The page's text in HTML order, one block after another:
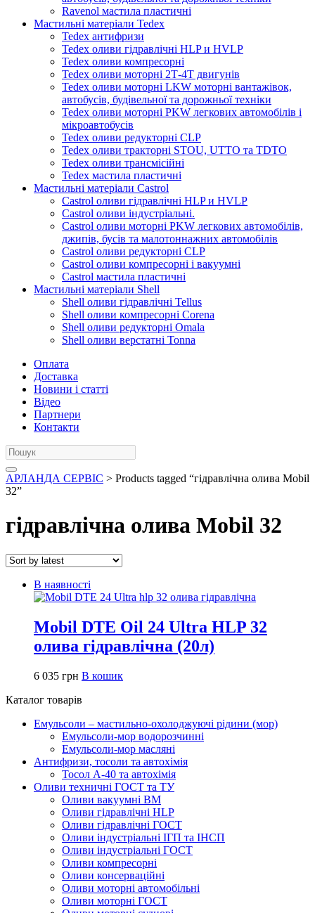
Ravenol мастила пластичні
Мастильні матеріали Tedex
Tedex антифризи
Tedex оливи гідравлічні HLP и HVLP
Tedex оливи компресорні
Tedex оливи моторні 2Т-4Т двигунів
Tedex оливи моторні LKW моторні вантажівок,
автобусів, будівельної та дорожньої техніки
Tedex оливи моторні PKW легкових автомобілів і
мікроавтобусів
Tedex оливи редукторні CLP
Tedex оливи тракторні STOU, UTTO та TDTO
Tedex оливи трансмісійні
Tedex мастила пластичні
Мастильні матеріали Castrol
Castrol оливи гідравлічні HLP и HVLP
Castrol оливи індустріальні.
Castrol оливи моторні PKW легкових автомобілів,
джипів, бусів та малотоннажних автомобілів
Castrol оливи редукторні CLP
Castrol оливи компресорні і вакуумні
Castrol мастила пластичні
Мастильні матеріали Shell
Shell оливи гідравлічні Tellus
Shell оливи компресорні Corena
Shell оливи редукторні Omala
Shell оливи верстатні Tonna
Оплата
Доставка
Новини і статті
Відео
Партнери
Контакти
АРЛАНДА СЕРВІС > Products tagged “гідравлічна олива Mobil
32”
гідравлічна олива Mobil 32
В наявності
Mobil DTE Oil 24 Ultra HLP 32
олива гідравлічна (20л)
6 035 грн В кошик
Каталог товарів
Емульсоли – мастильно-охолоджуючі рідини (мор)
Емульсоли-мор водорозчинні
Емульсоли-мор масляні
Антифризи, тосоли та автохімія
Тосол А-40 та автохімія
Оливи техничні ГОСТ та ТУ
Оливи вакуумні ВМ
Оливи гідравлічні HLP
Оливи гідравлічні ГОСТ
Оливи індустріальні ІГП та ІНСП
Оливи індустріальні ГОСТ
Оливи компресорні
Оливи консерваційні
Оливи моторні автомобільні
Оливи моторні ГОСТ